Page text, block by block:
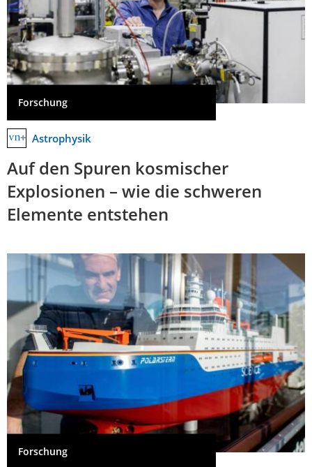
Forschung
Astrophysik
Auf den Spuren kosmischer
Explosionen – wie die schweren
Elemente entstehen
Forschung